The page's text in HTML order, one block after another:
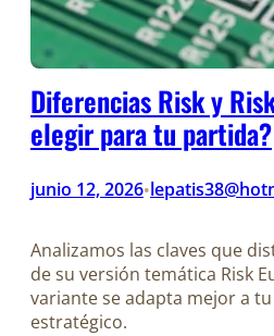
Diferencias Risk y
elegir para tu partida?
junio 12, 2026•
Analizamos las claves que
de su versión temática Risk
variante se adapta mejor a
estratégico.